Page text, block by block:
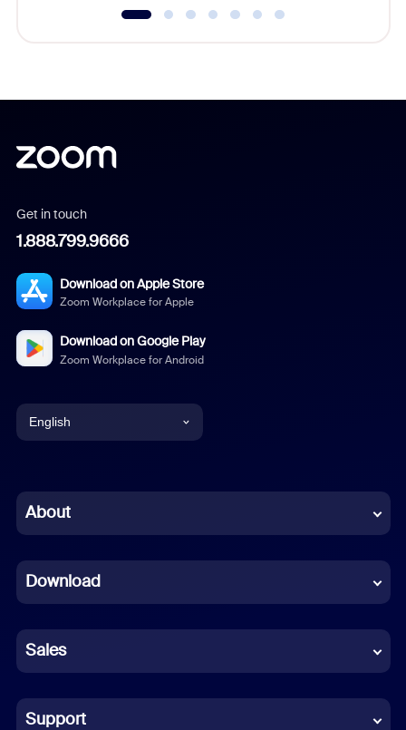
Get in touch
1.888.799.9666
Download on Apple Store
Zoom Workplace for Apple
Download on Google Play
Zoom Workplace for Android
English
Chinese (Simplified)
French
German
Indonesian
Italian
About
Download
Sales
Support